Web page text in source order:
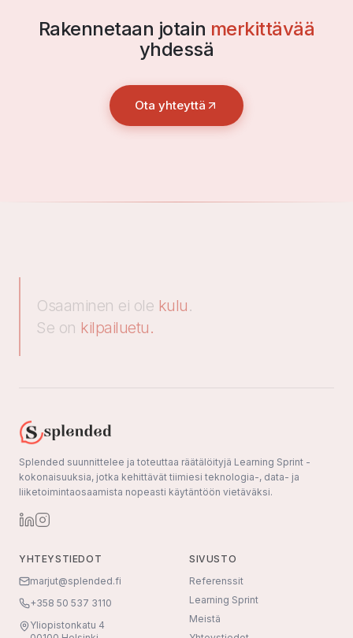
Rakennetaan jotain merkittävää
yhdessä
Ota yhteyttä
Osaaminen ei ole kulu.
Se on kilpailuetu.
Splended suunnittelee ja toteuttaa räätälöityjä Learning Sprint -
kokonaisuuksia, jotka kehittävät tiimiesi teknologia-, data- ja
liiketoimintaosaamista nopeasti käytäntöön vietäväksi.
YHTEYSTIEDOT
marjut@splended.fi
+358 50 537 3110
Yliopistonkatu 4
SIVUSTO
Referenssit
Learning Sprint
Meistä